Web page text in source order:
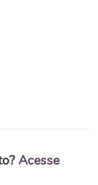
Acesse